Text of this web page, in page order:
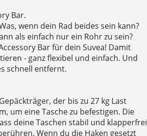
Bar.
wenn dein Rad beides sein kann?
als einfach nur ein Rohr zu sein?
Bar für dein Suvea! Damit
- ganz flexibel und einfach. Und
schnell entfernt.
der bis zu 27 kg Last
um eine Tasche zu befestigen. Die
deine Taschen stabil und klapperfrei
Wenn du die Haken gesetzt